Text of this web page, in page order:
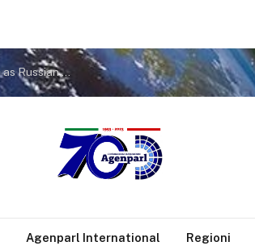
Birth Tourism Ended + Declassified: FBI Secretly Probed Trump as Russian Asset + $2B in New Mining Deals
Agenparl International Regioni